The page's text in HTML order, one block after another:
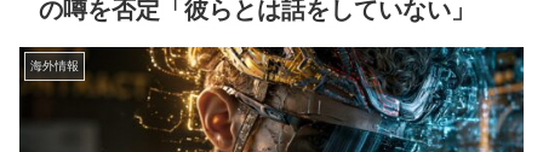
の噂を否定「彼らとは話をしていない」
海外情報